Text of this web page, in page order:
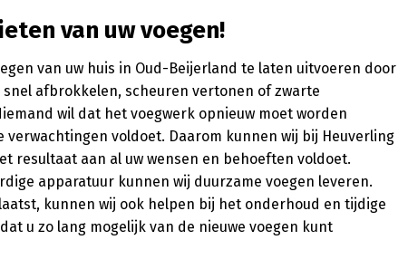
van uw voegen!
van uw huis in Oud-Beijerland te laten uitvoeren door
afbrokkelen, scheuren vertonen of zwarte
wil dat het voegwerk opnieuw moet worden
verwachtingen voldoet. Daarom kunnen wij bij Heuverling
resultaat aan al uw wensen en behoeften voldoet.
apparatuur kunnen wij duurzame voegen leveren.
kunnen wij ook helpen bij het onderhoud en tijdige
u zo lang mogelijk van de nieuwe voegen kunt